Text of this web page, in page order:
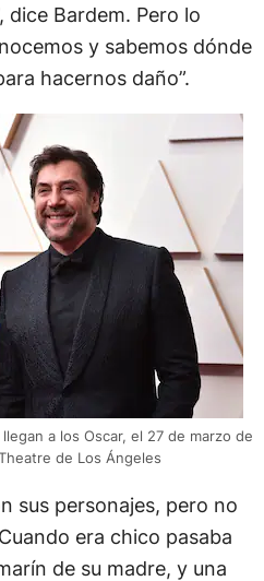
dice Bardem. Pero lo
y sabemos dónde
hacernos daño”.
a los Oscar, el 27 de marzo de
de Los Ángeles
sus personajes, pero no
era chico pasaba
de su madre, y una